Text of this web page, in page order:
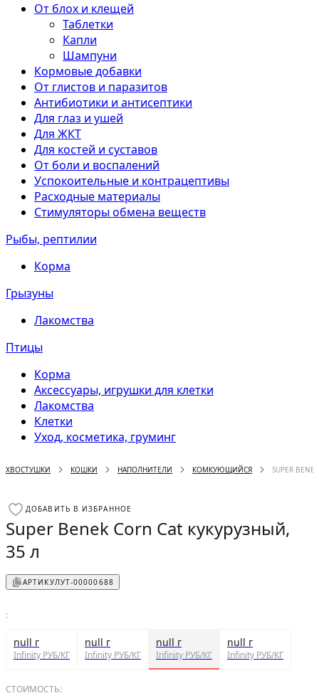
От блох и клещей
Таблетки
Капли
Шампуни
Кормовые добавки
От глистов и паразитов
Антибиотики и антисептики
Для глаз и ушей
Для ЖКТ
Для костей и суставов
От боли и воспалений
Успокоительные и контрацептивы
Расходные материалы
Стимуляторы обмена веществ
Рыбы, рептилии
Корма
Грызуны
Лакомства
Птицы
Корма
Аксессуары, игрушки для клетки
Лакомства
Клетки
Уход, косметика, груминг
ХВОСТУШКИ КОШКИ НАПОЛНИТЕЛИ КОМКУЮЩИЙСЯ SUPER
ДОБАВИТЬ В ИЗБРАННОЕ
Super Benek Corn Cat кукурузный,
35 л
АРТИКУЛУТ-00000688
:
null г
Infinity РУБ/КГ
null г
Infinity РУБ/КГ
null г
Infinity РУБ/КГ
null г
Infinity РУБ/КГ
СТОИМОСТЬ: